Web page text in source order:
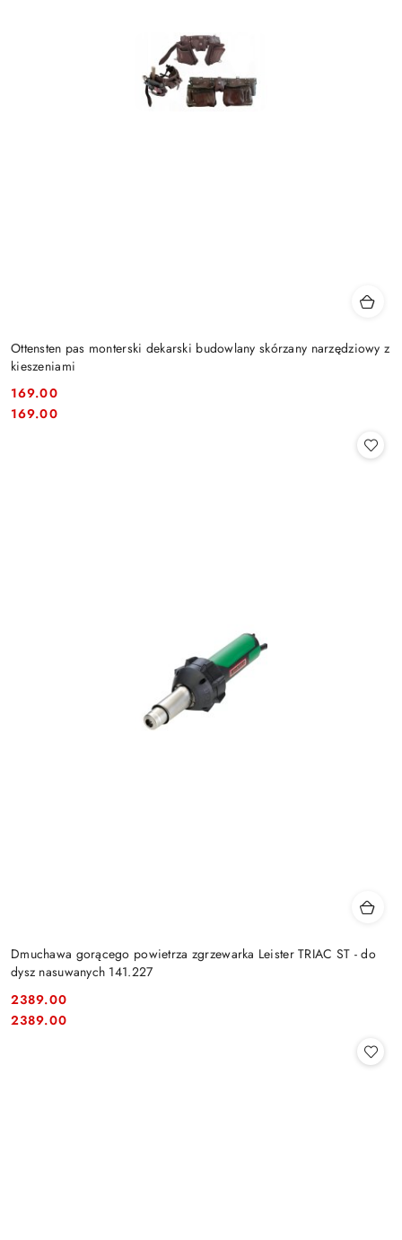
Ottensten pas monterski dekarski budowlany skórzany narzędziowy z
kieszeniami
Cena:
169.00
Cena:
169.00
Dmuchawa gorącego powietrza zgrzewarka Leister TRIAC ST - do
dysz nasuwanych 141.227
Cena:
2389.00
Cena:
2389.00